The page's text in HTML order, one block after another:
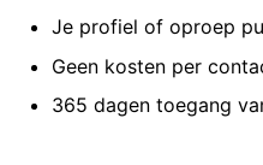
Je profiel of oproep
Geen kosten per
365 dagen toegang